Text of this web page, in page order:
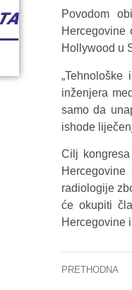
Povodom
Hollywood u
inženjera
samo da
ishode
Cilj
radiologije
će okupiti
Hercegovine
PRETHODNA